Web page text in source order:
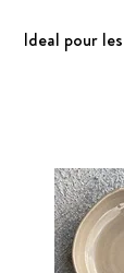
Ideal pour